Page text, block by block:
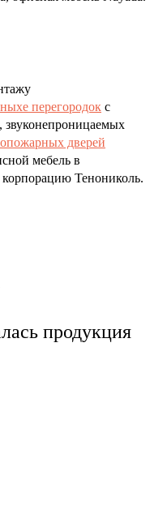
перегородок с
, звуконепроницаемых
дверей
мебель в
Тенониколь.
Twin.
профиль
зафиксировать стекла.
продукция